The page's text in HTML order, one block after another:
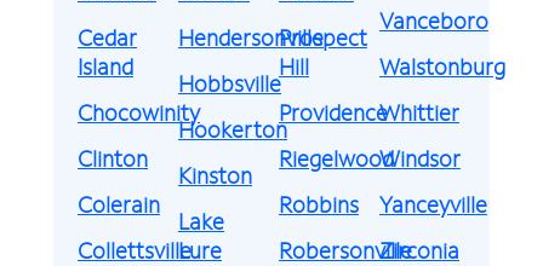
Cedar
Island
Chocowinity
Clinton
Colerain
Collettsville
Hendersonville
Hobbsville
Hookerton
Kinston
Lake
Lure
Prospect
Hill
Providence
Riegelwood
Robbins
Robersonville
Vanceboro
Walstonburg
Whittier
Windsor
Yanceyville
Zirconia